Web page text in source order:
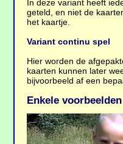
In deze variant heeft
geteld, en niet de
het kaartje.
Variant continu spel
Hier worden de
kaarten kunnen later
bijvoorbeeld af een
Enkele voorbeelden